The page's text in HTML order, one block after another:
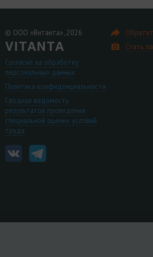
© ООО «Витанта», 2026
Согласие на обработку
персональных данных
Политика конфиденциальности
Сводная ведомость
результатов проведения
специальной оценки условий
труда
Стать